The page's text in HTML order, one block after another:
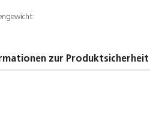
zur Produktsicherheit